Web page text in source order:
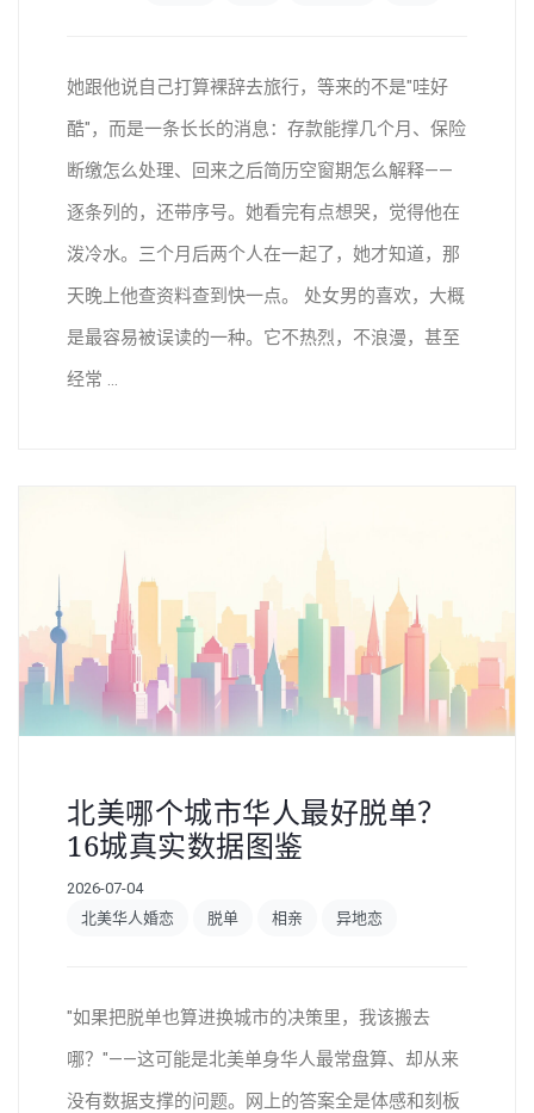
她跟他说自己打算裸辞去旅行，等来的不是"哇好
酷"，而是一条长长的消息：存款能撑几个月、保险
断缴怎么处理、回来之后简历空窗期怎么解释——
逐条列的，还带序号。她看完有点想哭，觉得他在
泼冷水。三个月后两个人在一起了，她才知道，那
天晚上他查资料查到快一点。 处女男的喜欢，大概
是最容易被误读的一种。它不热烈，不浪漫，甚至
经常 ...
北美哪个城市华人最好脱单？
16城真实数据图鉴
2026-07-04
北美华人婚恋
脱单 相亲 异地恋
"如果把脱单也算进换城市的决策里，我该搬去
哪？"——这可能是北美单身华人最常盘算、却从来
没有数据支撑的问题。网上的答案全是体感和刻板